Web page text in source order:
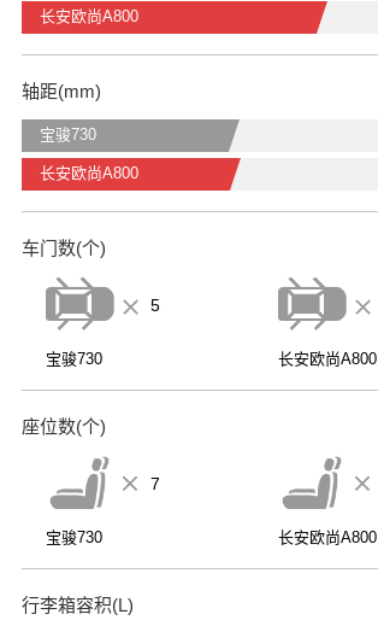
长安欧尚A800
轴距(mm)
宝骏730
长安欧尚A800
车门数(个)
5
宝骏730 长安欧尚A800
座位数(个)
7
宝骏730 长安欧尚A800
行李箱容积(L)